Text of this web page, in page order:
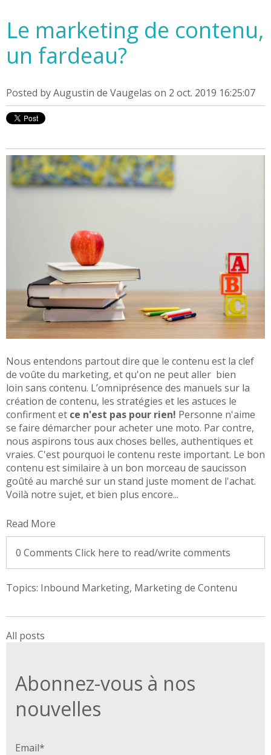
Le marketing de contenu,
un fardeau?
Posted byAugustin de Vaugelas on 2 oct. 2019 16:25:07
Nous entendons partout dire que le contenu est la clef
de voûte du marketing, et qu'on ne peut aller bien
loin sans contenu. L’omniprésence des manuels sur la
création de contenu, les stratégies et les astuces le
confirment et ce n'est pas pour rien! Personne n'aime
se faire démarcher pour acheter une moto. Par contre,
nous aspirons tous aux choses belles, authentiques et
vraies. C'est pourquoi le contenu reste important. Le bon
contenu est similaire à un bon morceau de saucisson
goûté au marché sur un stand juste moment de l'achat.
Voilà notre sujet, et bien plus encore...
Read More
0 Comments Click here to read/write comments
Topics: Inbound Marketing, Marketing de Contenu
All posts
Abonnez-vous à nos
nouvelles
Email*